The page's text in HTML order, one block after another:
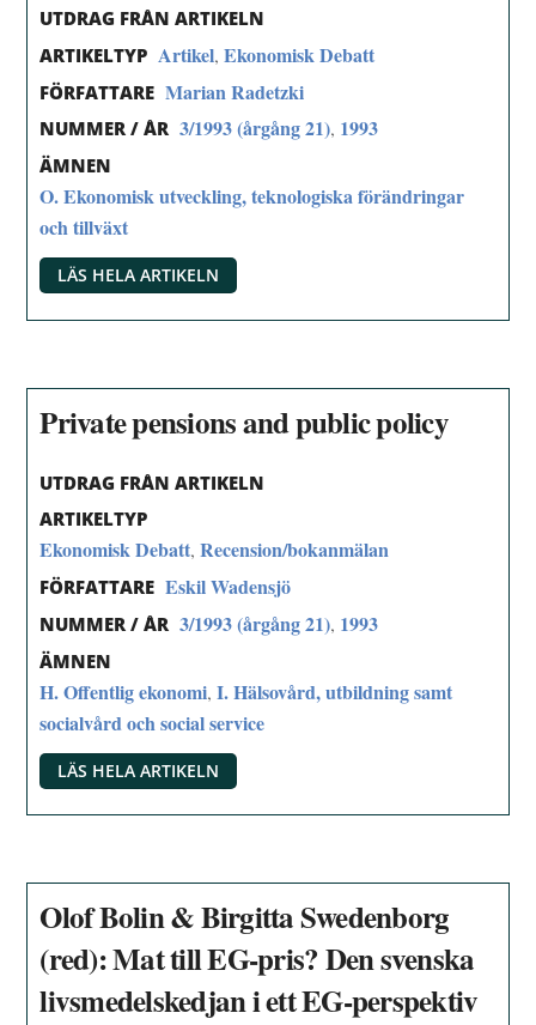
UTDRAG FRÅN ARTIKELN
ARTIKELTYP Artikel,Ekonomisk Debatt
FÖRFATTARE Marian Radetzki
NUMMER / ÅR 3/1993 (årgång 21), 1993
ÄMNEN
O. Ekonomisk utveckling, teknologiska förändringar
och tillväxt
LÄS HELA ARTIKELN
Private pensions and public policy
UTDRAG FRÅN ARTIKELN
ARTIKELTYP
Ekonomisk Debatt,Recension/bokanmälan
FÖRFATTARE Eskil Wadensjö
NUMMER / ÅR 3/1993 (årgång 21), 1993
ÄMNEN
H. Offentlig ekonomi,I. Hälsovård, utbildning samt
socialvård och social service
LÄS HELA ARTIKELN
Olof Bolin & Birgitta Swedenborg
(red): Mat till EG-pris? Den svenska
livsmedelskedjan i ett EG-perspektiv